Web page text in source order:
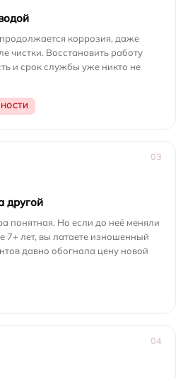
коррозия, даже
чистки. Восстановить работу
и срок службы уже никто не
03
другой
понятная. Но если до неё меняли
7+ лет, вы латаете изношенный
давно обогнала цену новой
04